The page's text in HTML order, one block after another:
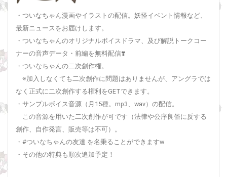
・ついなちゃん漫画やイラストの配信。妖怪イベント情報など、
最新ニュースをお届けします。
・ついなちゃんのオリジナルボイスドラマ、及び解説トークコー
ナーの音声データ・前編を無料配信❣️
・ついなちゃんの二次創作権。
※加入しなくても二次創作に問題はありませんが、アングラでは
なく正式に二次創作する権利をGETできます。
・サンプルボイス音源（月15種。mp3、wav）の配信。
この音源を用いた二次創作が可です（法律や公序良俗に反する
創作、自作発言、販売等は不可）。
・#ついなちゃんの友達 を名乗ることができますw
・その他の特典も順次追加予定！